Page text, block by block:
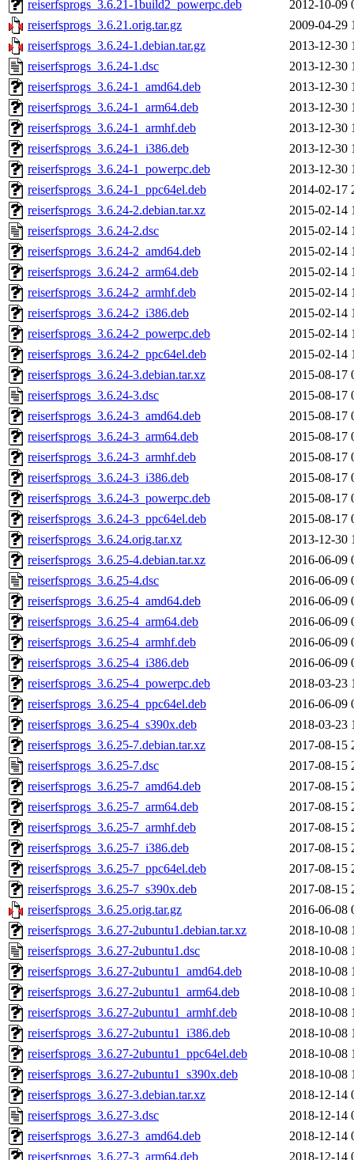
reiserfsprogs_3.6.21-1build2_powerpc.deb
2012-10-09
reiserfsprogs_3.6.21.orig.tar.gz
2009-04-29
reiserfsprogs_3.6.24-1.debian.tar.gz
2013-12-30
reiserfsprogs_3.6.24-1.dsc
2013-12-30
reiserfsprogs_3.6.24-1_amd64.deb
2013-12-30
reiserfsprogs_3.6.24-1_arm64.deb
2013-12-30
reiserfsprogs_3.6.24-1_armhf.deb
2013-12-30
reiserfsprogs_3.6.24-1_i386.deb
2013-12-30
reiserfsprogs_3.6.24-1_powerpc.deb
2013-12-30
reiserfsprogs_3.6.24-1_ppc64el.deb
2014-02-17
reiserfsprogs_3.6.24-2.debian.tar.xz
2015-02-14
reiserfsprogs_3.6.24-2.dsc
2015-02-14
reiserfsprogs_3.6.24-2_amd64.deb
2015-02-14
reiserfsprogs_3.6.24-2_arm64.deb
2015-02-14
reiserfsprogs_3.6.24-2_armhf.deb
2015-02-14
reiserfsprogs_3.6.24-2_i386.deb
2015-02-14
reiserfsprogs_3.6.24-2_powerpc.deb
2015-02-14
reiserfsprogs_3.6.24-2_ppc64el.deb
2015-02-14
reiserfsprogs_3.6.24-3.debian.tar.xz
2015-08-17
reiserfsprogs_3.6.24-3.dsc
2015-08-17
reiserfsprogs_3.6.24-3_amd64.deb
2015-08-17
reiserfsprogs_3.6.24-3_arm64.deb
2015-08-17
reiserfsprogs_3.6.24-3_armhf.deb
2015-08-17
reiserfsprogs_3.6.24-3_i386.deb
2015-08-17
reiserfsprogs_3.6.24-3_powerpc.deb
2015-08-17
reiserfsprogs_3.6.24-3_ppc64el.deb
2015-08-17
reiserfsprogs_3.6.24.orig.tar.xz
2013-12-30
reiserfsprogs_3.6.25-4.debian.tar.xz
2016-06-09
reiserfsprogs_3.6.25-4.dsc
2016-06-09
reiserfsprogs_3.6.25-4_amd64.deb
2016-06-09
reiserfsprogs_3.6.25-4_arm64.deb
2016-06-09
reiserfsprogs_3.6.25-4_armhf.deb
2016-06-09
reiserfsprogs_3.6.25-4_i386.deb
2016-06-09
reiserfsprogs_3.6.25-4_powerpc.deb
2018-03-23
reiserfsprogs_3.6.25-4_ppc64el.deb
2016-06-09
reiserfsprogs_3.6.25-4_s390x.deb
2018-03-23
reiserfsprogs_3.6.25-7.debian.tar.xz
2017-08-15
reiserfsprogs_3.6.25-7.dsc
2017-08-15
reiserfsprogs_3.6.25-7_amd64.deb
2017-08-15
reiserfsprogs_3.6.25-7_arm64.deb
2017-08-15
reiserfsprogs_3.6.25-7_armhf.deb
2017-08-15
reiserfsprogs_3.6.25-7_i386.deb
2017-08-15
reiserfsprogs_3.6.25-7_ppc64el.deb
2017-08-15
reiserfsprogs_3.6.25-7_s390x.deb
2017-08-15
reiserfsprogs_3.6.25.orig.tar.gz
2016-06-08
reiserfsprogs_3.6.27-2ubuntu1.debian.tar.xz
2018-10-08
reiserfsprogs_3.6.27-2ubuntu1.dsc
2018-10-08
reiserfsprogs_3.6.27-2ubuntu1_amd64.deb
2018-10-08
reiserfsprogs_3.6.27-2ubuntu1_arm64.deb
2018-10-08
reiserfsprogs_3.6.27-2ubuntu1_armhf.deb
2018-10-08
reiserfsprogs_3.6.27-2ubuntu1_i386.deb
2018-10-08
reiserfsprogs_3.6.27-2ubuntu1_ppc64el.deb
2018-10-08
reiserfsprogs_3.6.27-2ubuntu1_s390x.deb
2018-10-08
reiserfsprogs_3.6.27-3.debian.tar.xz
2018-12-14
reiserfsprogs_3.6.27-3.dsc
2018-12-14
reiserfsprogs_3.6.27-3_amd64.deb
2018-12-14
reiserfsprogs_3.6.27-3_arm64.deb
2018-12-14